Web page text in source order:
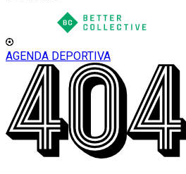
AGENDA DEPORTIVA